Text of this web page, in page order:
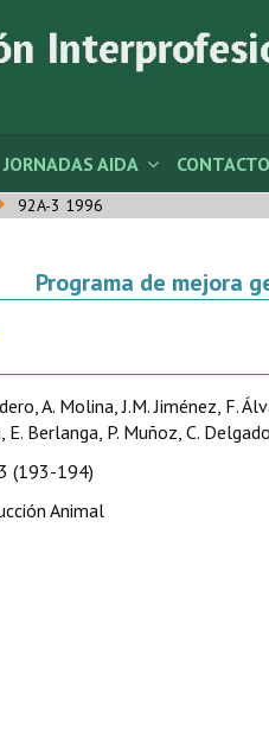
JORNADAS AIDA CONTACTO
92A-3 1996
Programa de mejora
A. Molina, J.M. Jiménez, F.
E. Berlanga, P. Muñoz, C. Delgado
(193-194)
Animal